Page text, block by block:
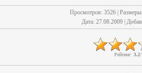
Просмотров: 3526 | Размеры
Дата: 27.08.2009 |
Рейтинг: 3.2/